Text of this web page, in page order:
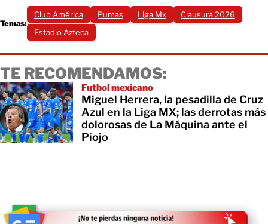
Temas:
Club América Pumas Liga Mx
Clausura 2026
Estadio Azteca
TE RECOMENDAMOS:
Futbol mexicano
Miguel Herrera, la pesadilla de Cruz
Azul en la Liga MX; las derrotas más
dolorosas de La Máquina ante el
Piojo